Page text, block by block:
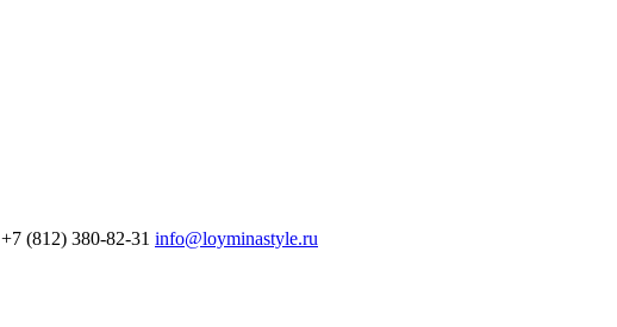
+7 (812) 380-82-31 info@loyminastyle.ru